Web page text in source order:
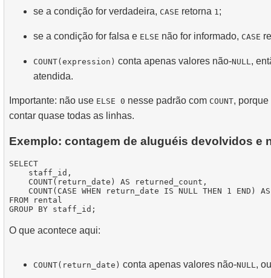
se a condição for verdadeira, CASE retorna 1;
se a condição for falsa e ELSE não for informado, CASE
COUNT(expression) conta apenas valores não-NULL,
atendida.
Importante: não use ELSE 0 nesse padrão com COUNT, porque
contar quase todas as linhas.
Exemplo: contagem de aluguéis devolvidos e
SELECT
    staff_id,
    COUNT(return_date) AS returned_count,
COUNT(CASE WHEN return_date IS NULL THEN 1 END)
FROM rental
O que acontece aqui:
COUNT(return_date) conta apenas valores não-NULL,